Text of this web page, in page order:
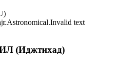
text
(Иджтихад)